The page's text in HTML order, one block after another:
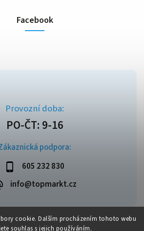
cookie. Dalším procházením tohoto webu
souhlas s jejich používáním.
podpora:
605 232 830
info@topmarkt.cz
Facebook